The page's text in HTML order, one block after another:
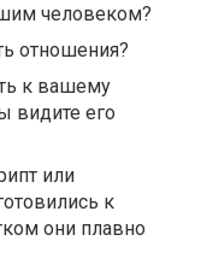
человеком?
отношения?
к вашему
видите его
или
к
они плавно